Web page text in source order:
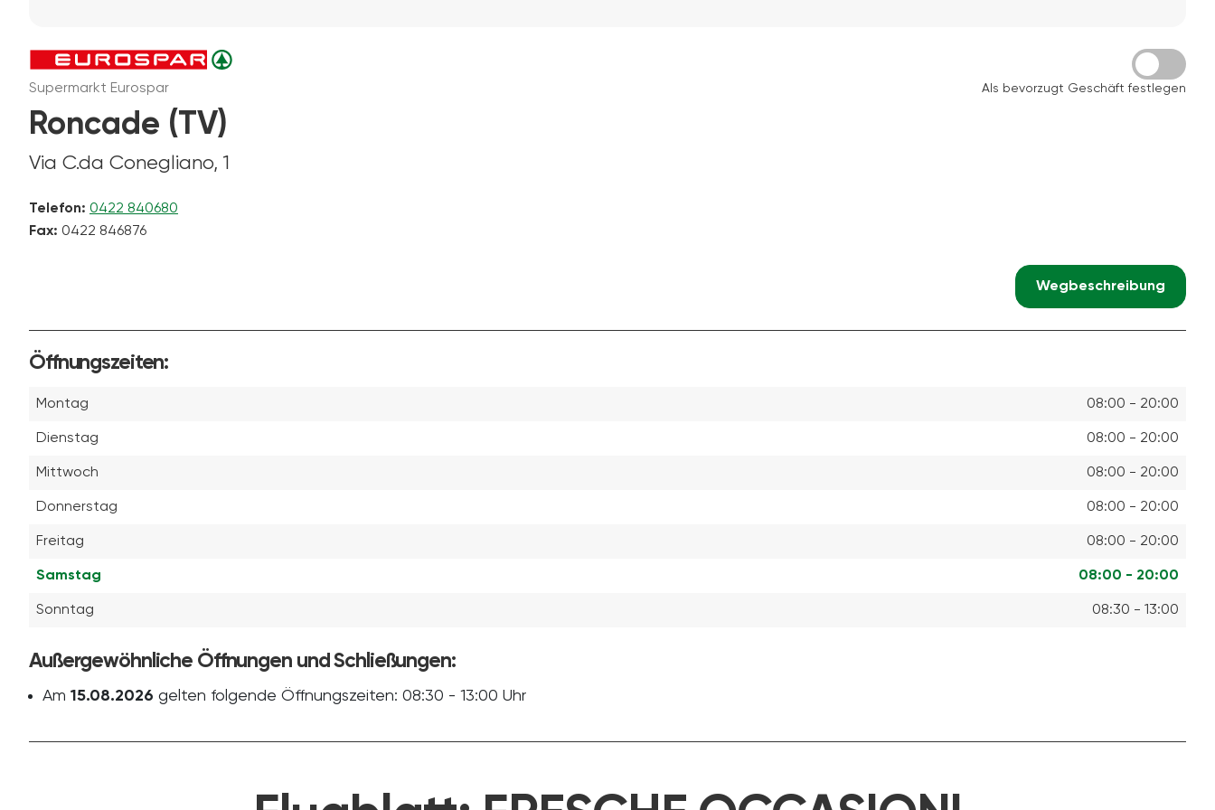
Supermarkt Eurospar
Roncade (TV)
Via C.da Conegliano, 1
Telefon: 0422 840680
Fax: 0422 846876
Als bevorzugt Geschäft festlegen
Wegbeschreibung
Öffnungszeiten:
Montag 08:00 - 20:00
Dienstag 08:00 - 20:00
Mittwoch 08:00 - 20:00
Donnerstag 08:00 - 20:00
Freitag 08:00 - 20:00
Samstag 08:00 - 20:00
Sonntag 08:30 - 13:00
Außergewöhnliche Öffnungen und Schließungen:
Am 15.08.2026 gelten folgende Öffnungszeiten: 08:30 - 13:00 Uhr